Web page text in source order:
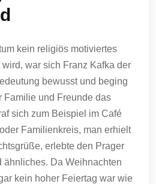
kein religiös motiviertes
war sich Franz Kafka der
bewusst und beging
Familie und Freunde das
sich zum Beispiel im Café
Familienkreis, man erhielt
erlebte den Prager
ähnliches. Da Weihnachten
kein hoher Feiertag war wie